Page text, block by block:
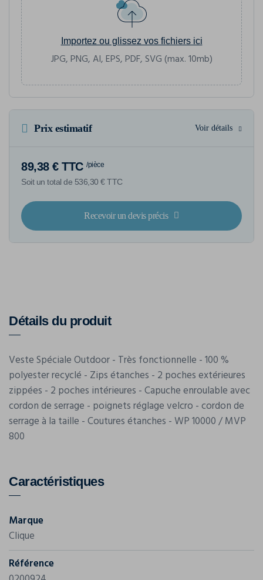
Importez ou glissez vos fichiers ici
JPG, PNG, AI, EPS, PDF, SVG (max. 10mb)
Prix estimatif Voir détails
89,38 € TTC /pièce
Soit un total de 536,30 € TTC
Recevoir un devis précis
Détails du produit
Veste Spéciale Outdoor - Très fonctionnelle - 100 %
polyester recyclé - Zips étanches - 2 poches extérieures
zippées - 2 poches intérieures - Capuche enroulable avec
cordon de serrage - poignets réglage velcro - cordon de
serrage à la taille - Coutures étanches - WP 10000 / MVP
800
Caractéristiques
Marque
Clique
Référence